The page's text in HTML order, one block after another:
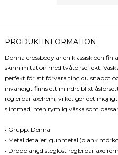
PRODUKTINFORMATION
Donna crossbody är en klassisk och
skinnimitation med tvåtonseffekt.
perfekt för att förvara ting du snabbt
invändigt finns ett mindre
reglerbar axelrem, vilket gör det
slimmad, men rymlig väska som
• Grupp: Donna
• Metalldetaljer: gunmetal (blank
• Dropplängd steglöst reglerbar